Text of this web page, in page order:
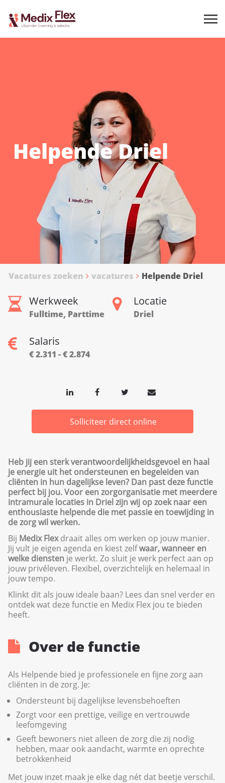
Helpende Driel
Vacatures zoeken vacatures Helpende Driel
Werkweek
Fulltime, Parttime
Locatie
Driel
Salaris
€ 2.311 - € 2.874
Solliciteer direct online
Heb jij een sterk verantwoordelijkheidsgevoel en haal
je energie uit het ondersteunen en begeleiden van
cliënten in hun dagelijkse leven? Dan past deze functie
perfect bij jou. Voor een zorgorganisatie met meerdere
intramurale locaties in Driel zijn wij op zoek naar een
enthousiaste helpende die met passie en toewijding in
de zorg wil werken.
Bij Medix Flex draait alles om werken op jouw manier.
Jij vult je eigen agenda en kiest zelfwaar, wanneer en
welke diensten je werkt. Zo sluit je werk perfect aan op
jouw privéleven. Flexibel, overzichtelijk en helemaal in
jouw tempo.
Klinkt dit als jouw ideale baan? Lees dan snel verder en
ontdek wat deze functie en Medix Flex jou te bieden
heeft.
Over de functie
Als Helpende bied je professionele en fijne zorg aan
cliënten in de zorg. Je:
Ondersteunt bij dagelijkse levensbehoeften
Zorgt voor een prettige, veilige en vertrouwde
leefomgeving
Geeft bewoners niet alleen de zorg die zij nodig
hebben, maar ook aandacht, warmte en oprechte
betrokkenheid
Met jouw inzet maak je elke dag nét dat beetje verschil.